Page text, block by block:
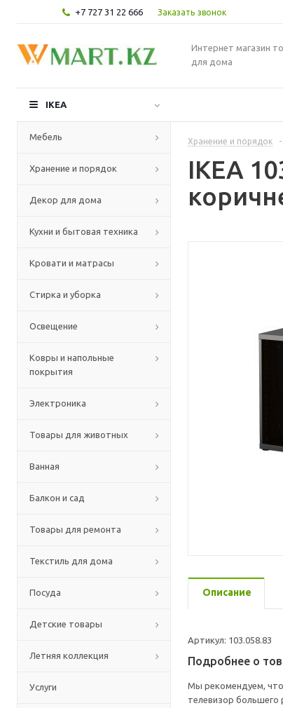
+7 727 31 22 666 Заказать звонок
Интернет магазин
для дома
IKEA
Мебель
Хранение и порядок
Декор для дома
Кухни и бытовая техника
Кровати и матрасы
Стирка и уборка
Освещение
Ковры и напольные
покрытия
Электроника
Товары для животных
Ванная
Балкон и сад
Товары для ремонта
Текстиль для дома
Посуда
Детские товары
Летняя коллекция
Услуги
Хранение и порядок -
IKEA
Описание
Артикул: 103.058.83
Подробнее о
Мы рекомендуем,
телевизор большего